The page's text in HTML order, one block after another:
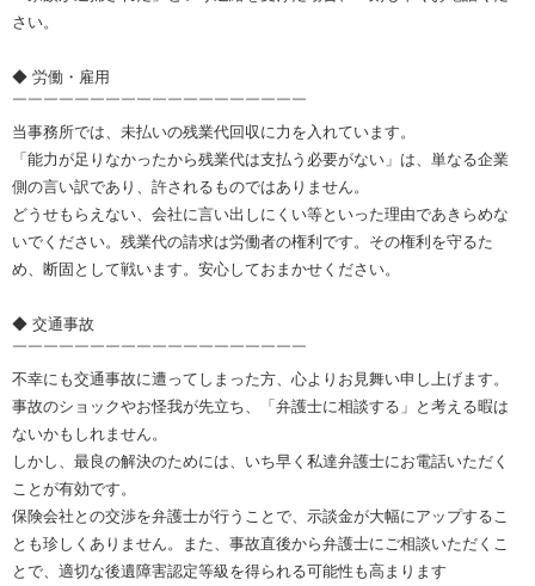
さい。
◆ 労働・雇用
￣￣￣￣￣￣￣￣￣￣￣￣￣￣￣￣￣￣￣
当事務所では、未払いの残業代回収に力を入れています。
「能力が足りなかったから残業代は支払う必要がない」は、単なる企業
側の言い訳であり、許されるものではありません。
どうせもらえない、会社に言い出しにくい等といった理由であきらめな
いでください。残業代の請求は労働者の権利です。その権利を守るた
め、断固として戦います。安心しておまかせください。
◆ 交通事故
￣￣￣￣￣￣￣￣￣￣￣￣￣￣￣￣￣￣￣
不幸にも交通事故に遭ってしまった方、心よりお見舞い申し上げます。
事故のショックやお怪我が先立ち、「弁護士に相談する」と考える暇は
ないかもしれません。
しかし、最良の解決のためには、いち早く私達弁護士にお電話いただく
ことが有効です。
保険会社との交渉を弁護士が行うことで、示談金が大幅にアップするこ
とも珍しくありません。また、事故直後から弁護士にご相談いただくこ
とで、適切な後遺障害認定等級を得られる可能性も高まります